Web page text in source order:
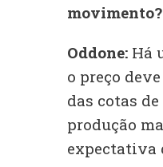
movimento?
Oddone:Há
o preço
das cotas
produção
expectativa